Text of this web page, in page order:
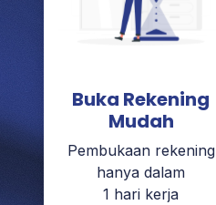
Buka Rekening
Mudah
Pembukaan rekening
hanya dalam
1 hari kerja